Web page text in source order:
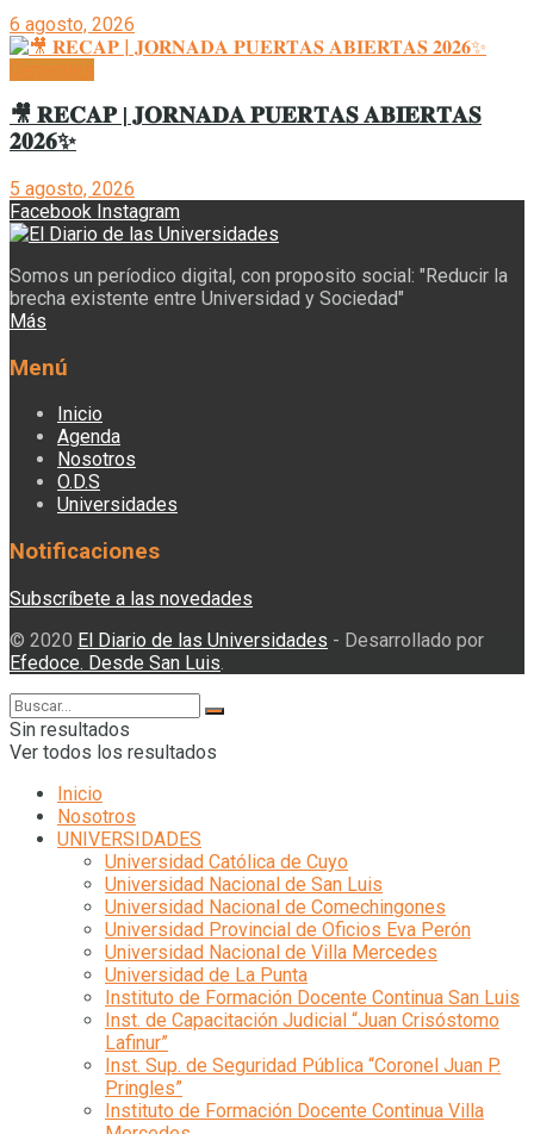
6 agosto, 2026
🎥 𝐑𝐄𝐂𝐀𝐏 | 𝐉𝐎𝐑𝐍𝐀𝐃𝐀 𝐏𝐔𝐄𝐑𝐓𝐀𝐒 𝐀𝐁𝐈𝐄𝐑𝐓𝐀𝐒
𝟐𝟎𝟐𝟔✨
5 agosto, 2026
Facebook Instagram
Somos un períodico digital, con proposito social: "Reducir la
brecha existente entre Universidad y Sociedad"
Más
Menú
Inicio
Agenda
Nosotros
O.D.S
Universidades
Notificaciones
Subscríbete a las novedades
© 2020 El Diario de las Universidades - Desarrollado por
Efedoce. Desde San Luis.
Sin resultados
Ver todos los resultados
Inicio
Nosotros
UNIVERSIDADES
Universidad Católica de Cuyo
Universidad Nacional de San Luis
Universidad Nacional de Comechingones
Universidad Provincial de Oficios Eva Perón
Universidad Nacional de Villa Mercedes
Universidad de La Punta
Instituto de Formación Docente Continua San Luis
Inst. de Capacitación Judicial “Juan Crisóstomo
Lafinur”
Inst. Sup. de Seguridad Pública “Coronel Juan P.
Pringles”
Instituto de Formación Docente Continua Villa